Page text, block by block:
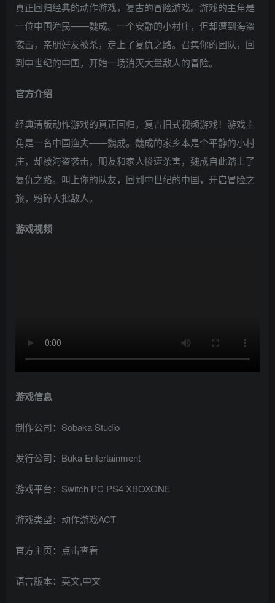
真正回归经典的动作游戏，复古的冒险游戏。游戏的主角是
一位中国渔民——魏成。一个安静的小村庄，但却遭到海盗
袭击，亲朋好友被杀，走上了复仇之路。召集你的团队，回
到中世纪的中国，开始一场消灭大量敌人的冒险。
官方介绍
经典清版动作游戏的真正回归，复古旧式视频游戏！游戏主
角是一名中国渔夫——魏成。魏成的家乡本是个平静的小村
庄，却被海盗袭击，朋友和家人惨遭杀害，魏成自此踏上了
复仇之路。叫上你的队友，回到中世纪的中国，开启冒险之
旅，粉碎大批敌人。
游戏视频
游戏信息
制作公司：Sobaka Studio
发行公司：Buka Entertainment
游戏平台：Switch PC PS4 XBOXONE
游戏类型：动作游戏ACT
官方主页：点击查看
语言版本：英文,中文